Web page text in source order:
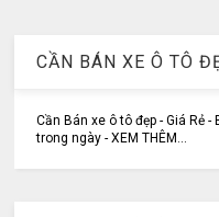
CẦN BÁN XE Ô TÔ
Cần Bán xe ô tô đẹp - Giá Rẻ
trong ngày - XEM THÊM...